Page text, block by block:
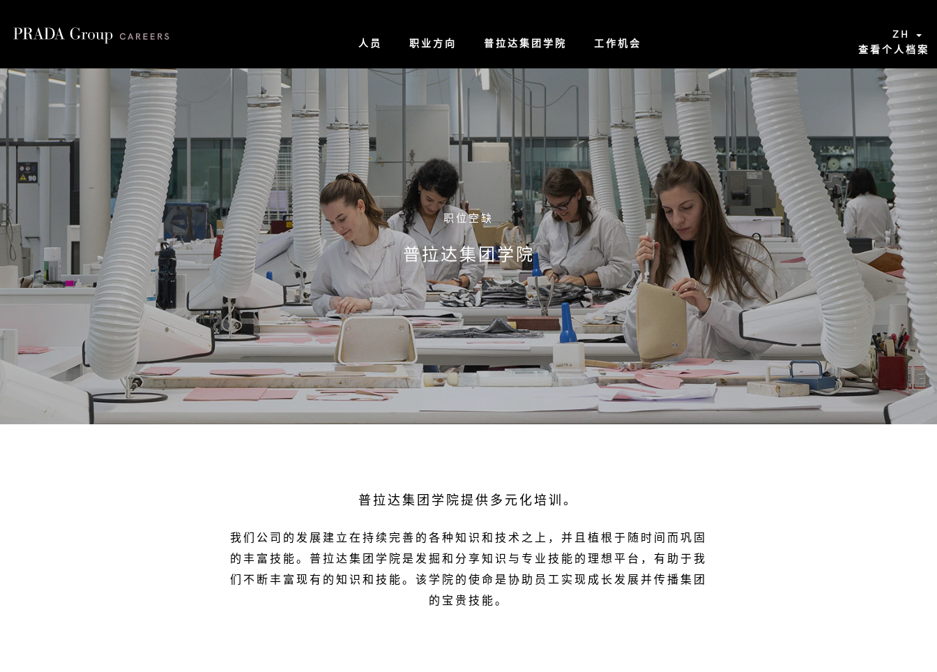
人员 职业方向 普拉达集团学院 工作机会
ZH
查看个人档案
职位空缺
普拉达集团学院
普拉达集团学院提供多元化培训。
我们公司的发展建立在持续完善的各种知识和技术之上，并且植根于随时间而巩固
的丰富技能。普拉达集团学院是发掘和分享知识与专业技能的理想平台，有助于我
们不断丰富现有的知识和技能。该学院的使命是协助员工实现成长发展并传播集团
的宝贵技能。